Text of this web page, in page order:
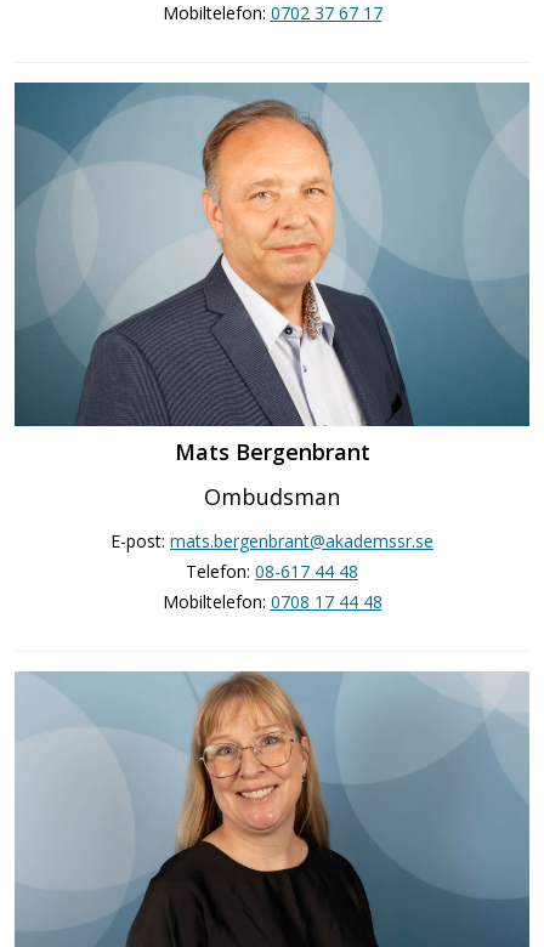
Mobiltelefon: 0702 37 67 17
Mats Bergenbrant
Ombudsman
E-post: mats.bergenbrant@akademssr.se
Telefon: 08-617 44 48
Mobiltelefon: 0708 17 44 48